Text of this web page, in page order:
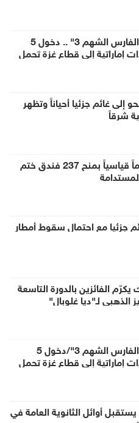
ضمن عملية "الفارس الشهم 3" .. دخول 5
إماراتية إلى قطاع غزة تحمل
غائم جزئيا أحياناً وتظهر
شرقاً
دبي تسجل رقماً قياسياً بمنح 237 فندق ختم
جزئيا مع احتمال سقوط أمطار
يكرّم الفائزين بالدورة التاسعة
الذهبي لـ"ديا غلوبال"
ضمن عملية "الفارس الشهم 3"/دخول 5
إماراتية إلى قطاع غزة تحمل
أوائل الثانوية العامة في